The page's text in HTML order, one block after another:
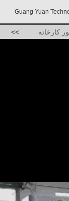
Guang Yuan
کارخانه >>